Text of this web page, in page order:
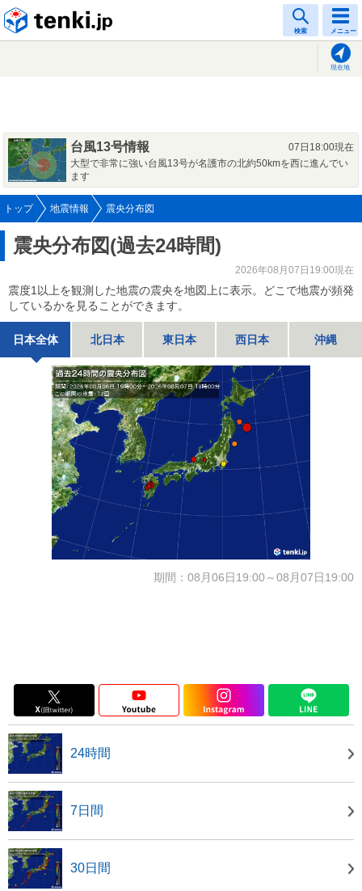
検索 メニュー
現在地
台風13号情報
07日18:00現在
大型で非常に強い台風13号が名護市の北約50kmを西に進んでい
ます
トップ 地震情報 震央分布図
震央分布図(過去24時間)
2026年08月07日19:00現在
震度1以上を観測した地震の震央を地図上に表示。どこで地震が頻発
しているかを見ることができます。
日本全体 北日本 東日本 西日本 沖縄
期間：08月06日19:00～08月07日19:00
24時間
7日間
30日間